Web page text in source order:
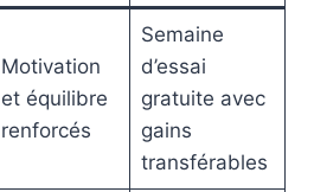
Motivation
et équilibre
renforcés
Semaine
d’essai
gratuite avec
gains
transférables